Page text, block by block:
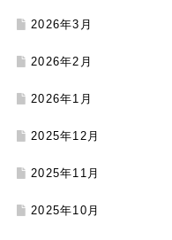
2026年3月
2026年2月
2026年1月
2025年12月
2025年11月
2025年10月